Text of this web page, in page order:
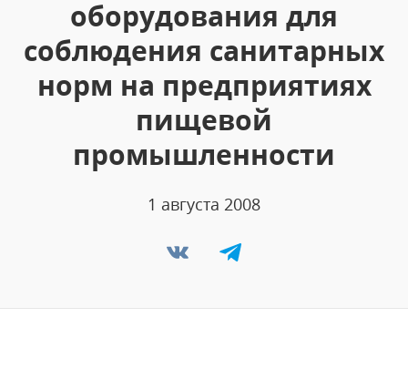
оборудования для
соблюдения санитарных
норм на предприятиях
пищевой
промышленности
1 августа 2008